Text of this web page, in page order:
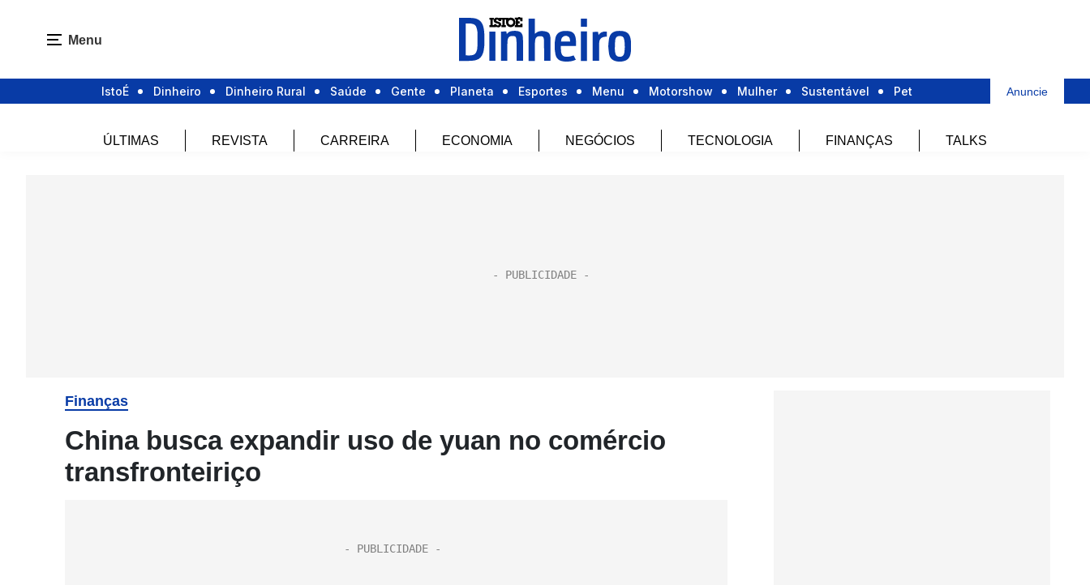
Menu
IstoÉ Dinheiro Dinheiro Rural Saúde Gente Planeta Esportes Menu Motorshow Mulher Sustentável Pet Anuncie
ÚLTIMAS REVISTA CARREIRA ECONOMIA NEGÓCIOS TECNOLOGIA FINANÇAS TALKS
Finanças
China busca expandir uso de yuan no comércio
transfronteiriço